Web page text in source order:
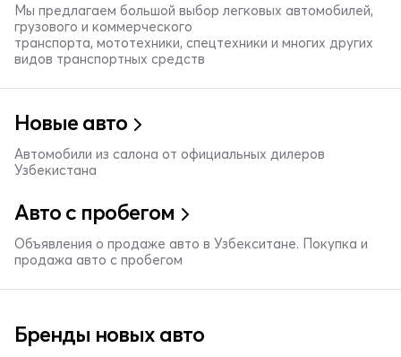
Мы предлагаем большой выбор легковых автомобилей,
грузового и коммерческого
транспорта, мототехники, спецтехники и многих других
видов транспортных средств
Новые авто
Автомобили из салона от официальных дилеров
Узбекистана
Авто с пробегом
Объявления о продаже авто в Узбекситане. Покупка и
продажа авто с пробегом
Бренды новых авто